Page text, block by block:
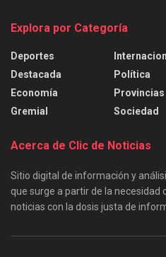
Explora por Categoría
Deportes
Destacada
Economía
Gremial
Política
Provincias
Sociedad
Acerca de Clic de Noticias
Sitio digital de información y
que surge a partir de la necesidad
noticias con la dosis justa de